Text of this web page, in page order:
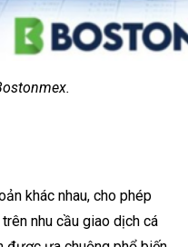
khác nhau, cho phép
nhu cầu giao dịch cá